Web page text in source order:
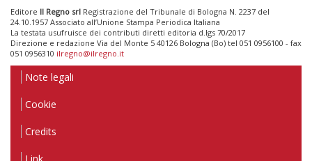
Editore Il Regno srl Registrazione del Tribunale di Bologna N. 2237 del
24.10.1957 Associato all’Unione Stampa Periodica Italiana
La testata usufruisce dei contributi diretti editoria d.lgs 70/2017
Direzione e redazione Via del Monte 5 40126 Bologna (Bo) tel 051 0956100 - fax
051 0956310 ilregno@ilregno.it
Note legali
Cookie
Credits